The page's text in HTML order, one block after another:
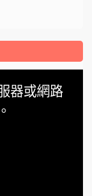
器或網路